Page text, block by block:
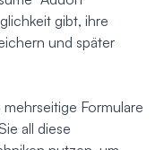
gibt, ihre
und später
Formulare
all diese